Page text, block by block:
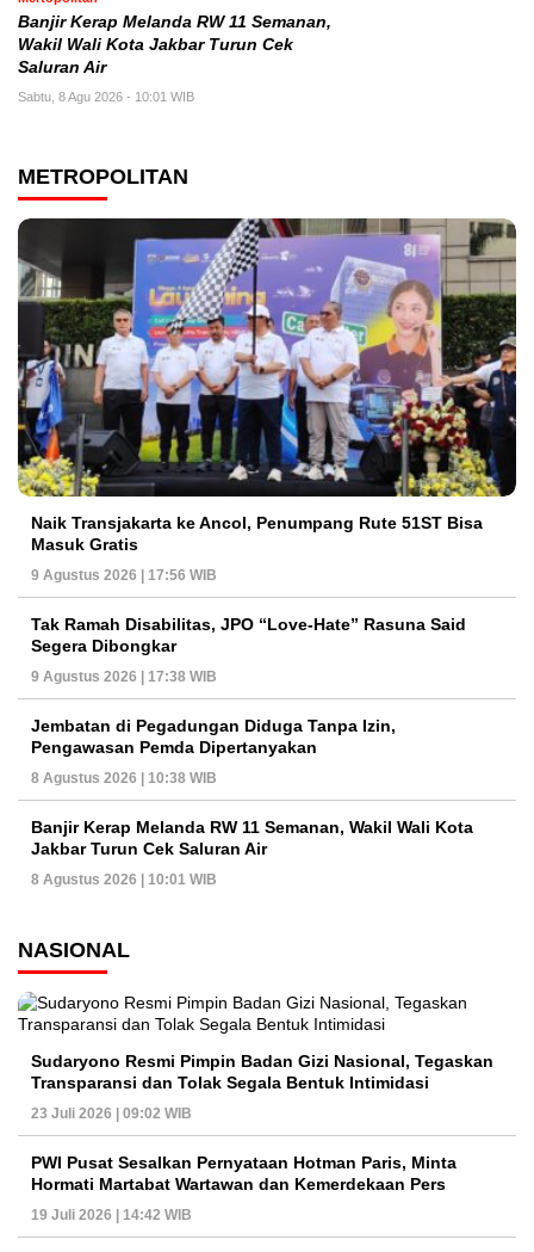
Banjir Kerap Melanda RW 11 Semanan,
Wakil Wali Kota Jakbar Turun Cek
Saluran Air
Sabtu, 8 Agu 2026 - 10:01 WIB
METROPOLITAN
Naik Transjakarta ke Ancol, Penumpang Rute 51ST Bisa
Masuk Gratis
9 Agustus 2026 | 17:56 WIB
Tak Ramah Disabilitas, JPO “Love-Hate” Rasuna Said
Segera Dibongkar
9 Agustus 2026 | 17:38 WIB
Jembatan di Pegadungan Diduga Tanpa Izin,
Pengawasan Pemda Dipertanyakan
8 Agustus 2026 | 10:38 WIB
Banjir Kerap Melanda RW 11 Semanan, Wakil Wali Kota
Jakbar Turun Cek Saluran Air
8 Agustus 2026 | 10:01 WIB
NASIONAL
Sudaryono Resmi Pimpin Badan Gizi Nasional, Tegaskan
Transparansi dan Tolak Segala Bentuk Intimidasi
23 Juli 2026 | 09:02 WIB
PWI Pusat Sesalkan Pernyataan Hotman Paris, Minta
Hormati Martabat Wartawan dan Kemerdekaan Pers
19 Juli 2026 | 14:42 WIB